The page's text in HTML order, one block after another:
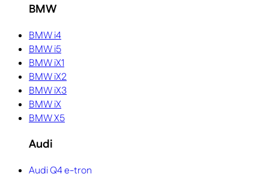
BMW
BMW i4
BMW i5
BMW iX1
BMW iX2
BMW iX3
BMW iX
BMW X5
Audi
Audi Q4 e-tron